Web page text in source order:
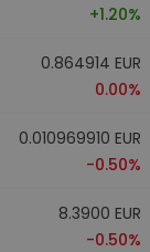
+1.20%
0.864914 EUR
0.00%
0.010969910 EUR
-0.50%
8.3900 EUR
-0.50%